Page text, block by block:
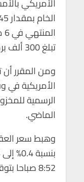
تبلغ 300 ألف برميل.
ومن المقرر
الأمريكية في
الرسمية
الماضي.
وهبط سعر
8:52 صباحا بتوقيت مكة المكرمة.